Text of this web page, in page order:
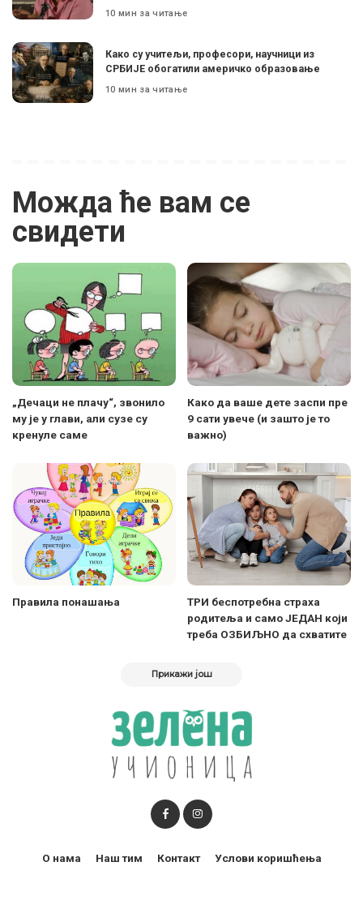
10 мин за читање
Како су учитељи, професори, научници из
СРБИЈЕ обогатили америчко образовање
10 мин за читање
Можда ће вам се
свидети
„Дечаци не плачу“, звонило
му је у глави, али сузе су
кренуле саме
Како да ваше дете заспи пре
9 сати увече (и зашто је то
важно)
Правила понашања
ТРИ беспотребна страха
родитеља и само ЈЕДАН који
треба ОЗБИЉНО да схватите
Прикажи још
О нама Наш тим Контакт Услови коришћења